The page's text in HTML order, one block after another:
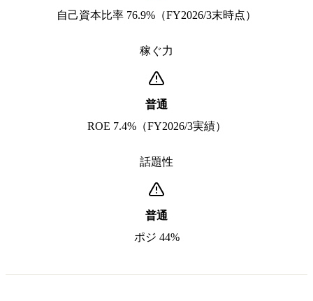
自己資本比率 76.9%（FY2026/3末時点）
稼ぐ力
普通
ROE 7.4%（FY2026/3実績）
話題性
普通
ポジ 44%